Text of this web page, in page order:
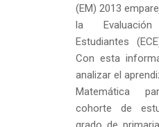
(EM) 2013
la
Estudiantes
Con esta
analizar el
Matemática
cohorte de